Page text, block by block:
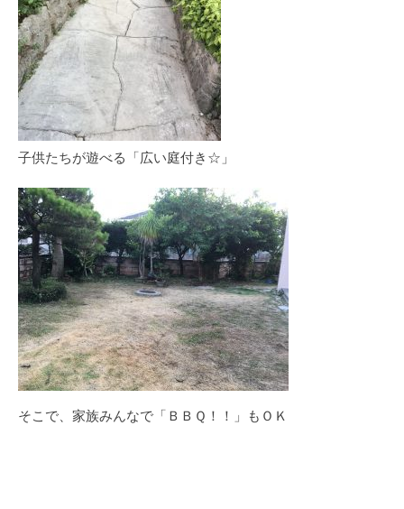
子供たちが遊べる「広い庭付き☆」
そこで、家族みんなで「ＢＢＱ！！」もＯＫ